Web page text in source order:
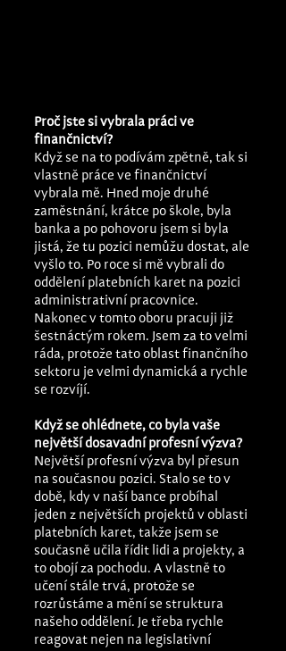
Proč jste si vybrala práci ve
finančnictví?
Když se na to podívám zpětně, tak si
vlastně práce ve finančnictví
vybrala mě. Hned moje druhé
zaměstnání, krátce po škole, byla
banka a po pohovoru jsem si byla
jistá, že tu pozici nemůžu dostat, ale
vyšlo to. Po roce si mě vybrali do
oddělení platebních karet na pozici
administrativní pracovnice.
Nakonec v tomto oboru pracuji již
šestnáctým rokem. Jsem za to velmi
ráda, protože tato oblast finančního
sektoru je velmi dynamická a rychle
se rozvíjí.
Když se ohlédnete, co byla vaše
největší dosavadní profesní výzva?
Největší profesní výzva byl přesun
na současnou pozici. Stalo se to v
době, kdy v naší bance probíhal
jeden z největších projektů v oblasti
platebních karet, takže jsem se
současně učila řídit lidi a projekty, a
to obojí za pochodu. A vlastně to
učení stále trvá, protože se
rozrůstáme a mění se struktura
našeho oddělení. Je třeba rychle
reagovat nejen na legislativní